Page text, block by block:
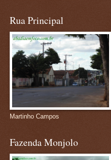
Rua Principal
Martinho Campos
Fazenda Monjolo